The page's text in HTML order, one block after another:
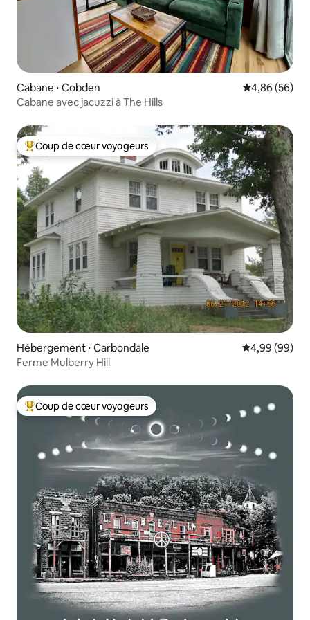
Cabane ⋅ Cobden Évaluation
4,86 (56)
Cabane avec jacuzzi à The Hills
Coups de cœur voyageurs les plus appréciés
Coup de cœur voyageurs
Hébergement ⋅ Carbondale Évaluation
4,99 (99)
Ferme Mulberry Hill
Coups de cœur voyageurs les plus appréciés
Coup de cœur voyageurs